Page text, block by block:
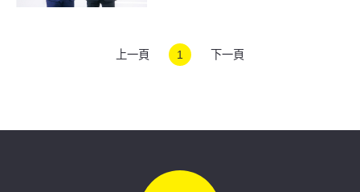
上一頁 1 下一頁